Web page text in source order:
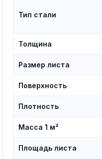
Тип стали
Толщина
Размер листа
Поверхность
Плотность
Масса 1 м²
Площадь листа